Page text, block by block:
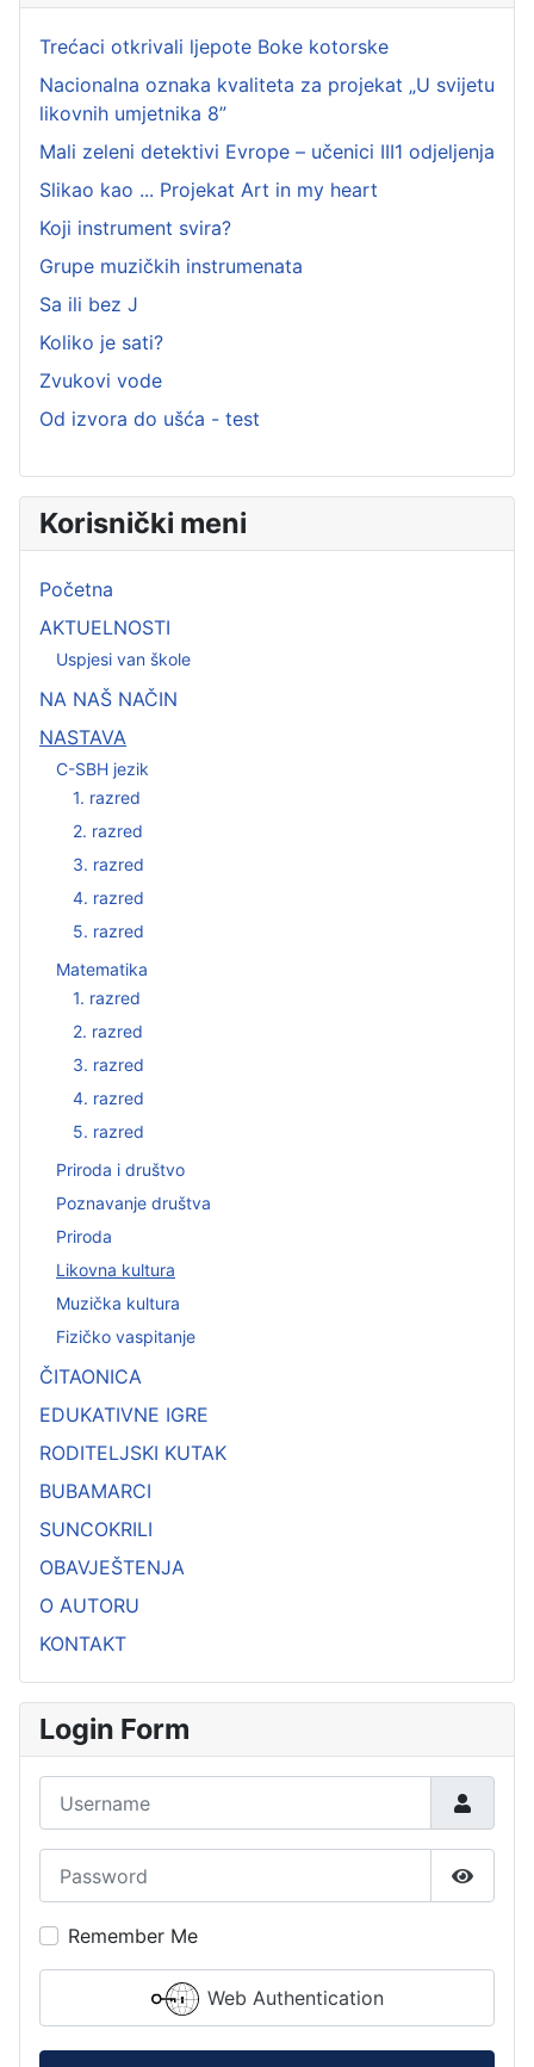
Trećaci otkrivali ljepote Boke kotorske
Nacionalna oznaka kvaliteta za projekat „U svijetu
likovnih umjetnika 8”
Mali zeleni detektivi Evrope – učenici III1 odjeljenja
Slikao kao ... Projekat Art in my heart
Koji instrument svira?
Grupe muzičkih instrumenata
Sa ili bez J
Koliko je sati?
Zvukovi vode
Od izvora do ušća - test
Korisnički meni
Početna
AKTUELNOSTI
Uspjesi van škole
NA NAŠ NAČIN
NASTAVA
C-SBH jezik
1. razred
2. razred
3. razred
4. razred
5. razred
Matematika
1. razred
2. razred
3. razred
4. razred
5. razred
Priroda i društvo
Poznavanje društva
Priroda
Likovna kultura
Muzička kultura
Fizičko vaspitanje
ČITAONICA
EDUKATIVNE IGRE
RODITELJSKI KUTAK
BUBAMARCI
SUNCOKRILI
OBAVJEŠTENJA
O AUTORU
KONTAKT
Login Form
Show
Remember Me
Web Authentication